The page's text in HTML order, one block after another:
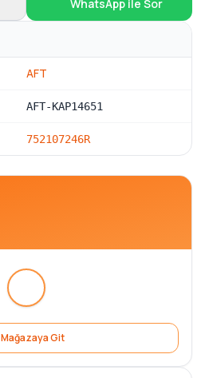
WhatsApp ile Sor
AFT
AFT-KAP14651
752107246R
Mağazaya Git